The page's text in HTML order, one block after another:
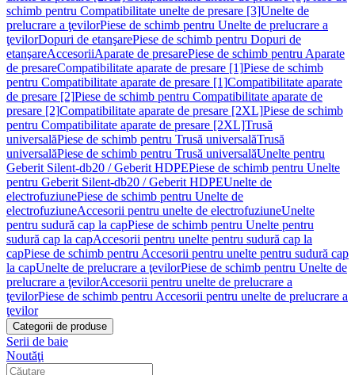
schimb pentru Compatibilitate unelte de presare [3]Unelte de
prelucrare a ţevilorPiese de schimb pentru Unelte de prelucrare a
ţevilorDopuri de etanşarePiese de schimb pentru Dopuri de
etanşareAccesoriiAparate de presarePiese de schimb pentru Aparate
de presareCompatibilitate aparate de presare [1]Piese de schimb
pentru Compatibilitate aparate de presare [1]Compatibilitate aparate
de presare [2]Piese de schimb pentru Compatibilitate aparate de
presare [2]Compatibilitate aparate de presare [2XL]Piese de schimb
pentru Compatibilitate aparate de presare [2XL]Trusă
universalăPiese de schimb pentru Trusă universalăTrusă
universalăPiese de schimb pentru Trusă universalăUnelte pentru
Geberit Silent-db20 / Geberit HDPEPiese de schimb pentru Unelte
pentru Geberit Silent-db20 / Geberit HDPEUnelte de
electrofuziunePiese de schimb pentru Unelte de
electrofuziuneAccesorii pentru unelte de electrofuziuneUnelte
pentru sudură cap la capPiese de schimb pentru Unelte pentru
sudură cap la capAccesorii pentru unelte pentru sudură cap la
capPiese de schimb pentru Accesorii pentru unelte pentru sudură cap
la capUnelte de prelucrare a ţevilorPiese de schimb pentru Unelte de
prelucrare a ţevilorAccesorii pentru unelte de prelucrare a
ţevilorPiese de schimb pentru Accesorii pentru unelte de prelucrare a
ţevilor
Categorii de produse
Serii de baie
Noutăţi